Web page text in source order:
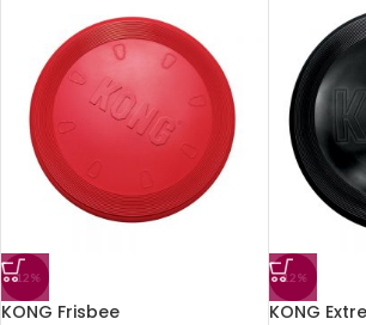
-12%
KONG Frisbee
-12%
KONG